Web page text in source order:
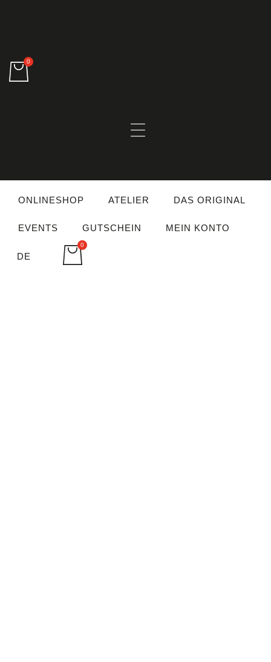
0
ONLINESHOP ATELIER DAS ORIGINAL
EVENTS GUTSCHEIN MEIN KONTO
DE
0